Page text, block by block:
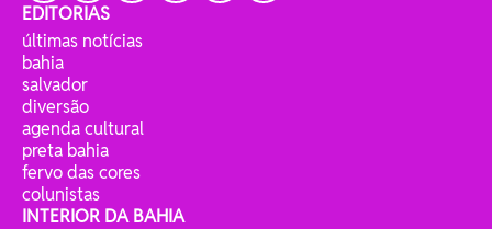
EDITORIAS
últimas notícias
bahia
salvador
diversão
agenda cultural
preta bahia
fervo das cores
colunistas
INTERIOR DA BAHIA